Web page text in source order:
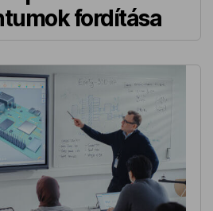
fordítása